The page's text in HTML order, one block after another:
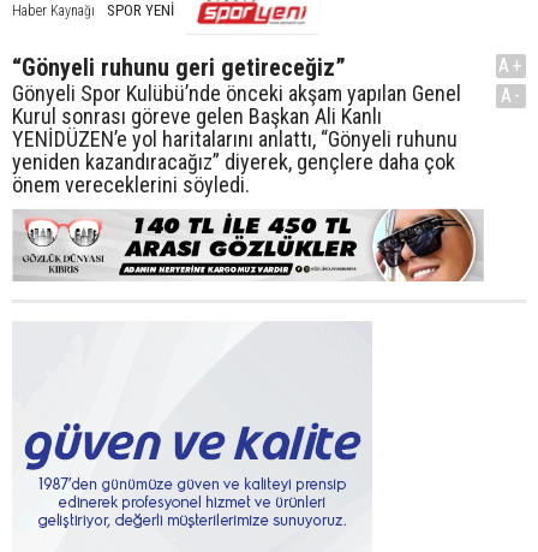
Haber Kaynağı SPOR YENİ
“Gönyeli ruhunu geri getireceğiz”
Gönyeli Spor Kulübü’nde önceki akşam yapılan Genel
Kurul sonrası göreve gelen Başkan Ali Kanlı
YENİDÜZEN’e yol haritalarını anlattı, “Gönyeli ruhunu
yeniden kazandıracağız” diyerek, gençlere daha çok
önem vereceklerini söyledi.
A+
A-